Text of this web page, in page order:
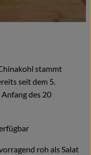
stammt
seit dem 5.
des 20
roh als Salat